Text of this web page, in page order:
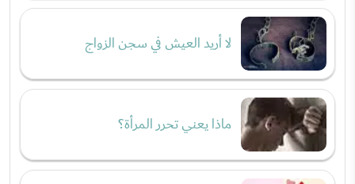
لا أريد العيش في سجن الزواج
ماذا يعني تحرر المرأة؟